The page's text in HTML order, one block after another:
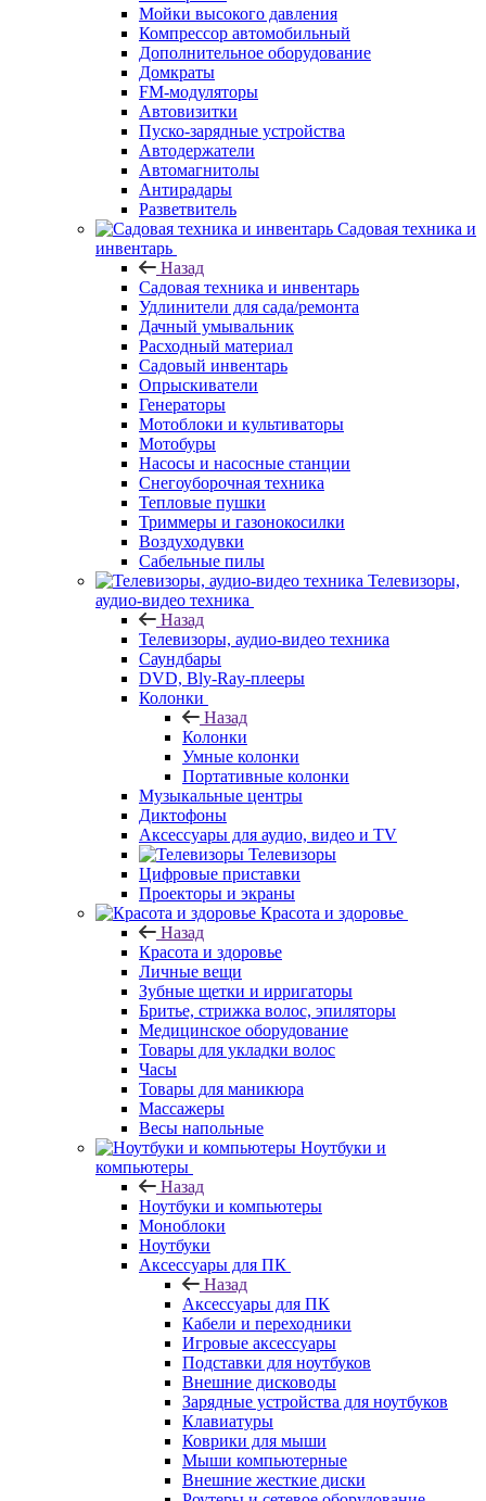
Мойки высокого давления
Компрессор автомобильный
Дополнительное оборудование
Домкраты
FM-модуляторы
Автовизитки
Пуско-зарядные устройства
Автодержатели
Автомагнитолы
Антирадары
Разветвитель
Садовая техника и
инвентарь
Назад
Садовая техника и инвентарь
Удлинители для сада/ремонта
Дачный умывальник
Расходный материал
Садовый инвентарь
Опрыскиватели
Генераторы
Мотоблоки и культиваторы
Мотобуры
Насосы и насосные станции
Снегоуборочная техника
Тепловые пушки
Триммеры и газонокосилки
Воздуходувки
Сабельные пилы
Телевизоры,
аудио-видео техника
Назад
Телевизоры, аудио-видео техника
Саундбары
DVD, Bly-Ray-плееры
Колонки
Назад
Колонки
Умные колонки
Портативные колонки
Музыкальные центры
Диктофоны
Аксессуары для аудио, видео и TV
Телевизоры
Цифровые приставки
Проекторы и экраны
Красота и здоровье
Назад
Красота и здоровье
Личные вещи
Зубные щетки и ирригаторы
Бритье, стрижка волос, эпиляторы
Медицинское оборудование
Товары для укладки волос
Часы
Товары для маникюра
Массажеры
Весы напольные
Ноутбуки и
компьютеры
Назад
Ноутбуки и компьютеры
Моноблоки
Ноутбуки
Аксессуары для ПК
Назад
Аксессуары для ПК
Кабели и переходники
Игровые аксессуары
Подставки для ноутбуков
Внешние дисководы
Зарядные устройства для ноутбуков
Клавиатуры
Коврики для мыши
Мыши компьютерные
Внешние жесткие диски